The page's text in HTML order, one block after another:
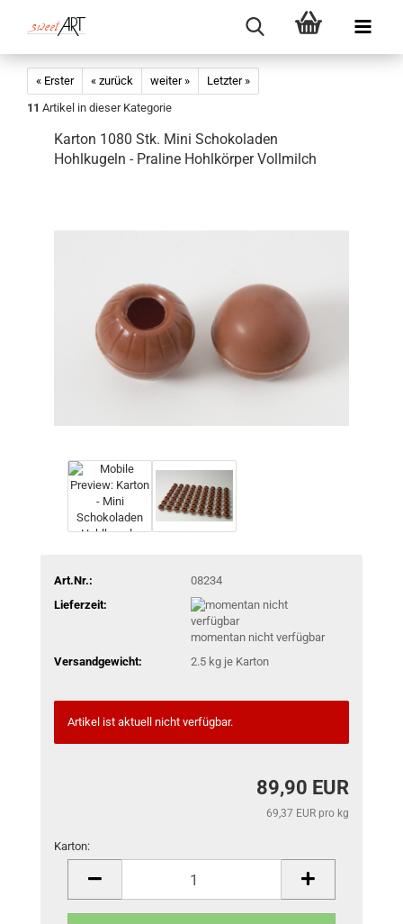
« Erster « zurück weiter »
Letzter »
11 Artikel in dieser Kategorie
Karton 1080 Stk. Mini Schokoladen
Hohlkugeln - Praline Hohlkörper Vollmilch
Art.Nr.:
08234
Lieferzeit:
momentan nicht verfügbar
Versandgewicht:
2.5kg je Karton
Artikel ist aktuell nicht verfügbar.
89,90 EUR
69,37 EUR pro kg
Karton: